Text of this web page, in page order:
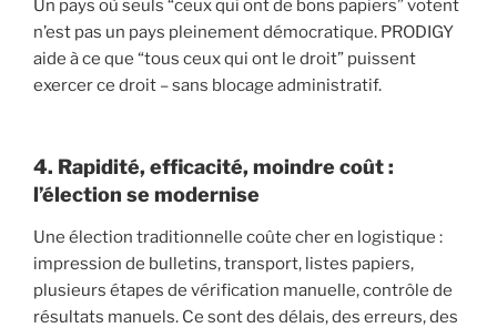
Un pays où seuls “ceux qui ont de bons papiers” votent
n’est pas un pays pleinement démocratique. PRODIGY
aide à ce que “tous ceux qui ont le droit” puissent
exercer ce droit – sans blocage administratif.
4. Rapidité, efficacité, moindre coût :
l’élection se modernise
Une élection traditionnelle coûte cher en logistique :
impression de bulletins, transport, listes papiers,
plusieurs étapes de vérification manuelle, contrôle de
résultats manuels. Ce sont des délais, des erreurs, des